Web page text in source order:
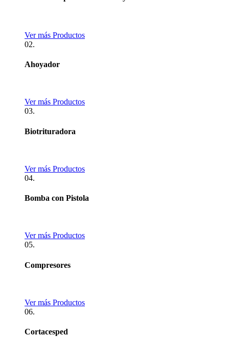
Ver más Productos
02.
Ahoyador
Ver más Productos
03.
Biotrituradora
Ver más Productos
04.
Bomba con Pistola
Ver más Productos
05.
Compresores
Ver más Productos
06.
Cortacesped